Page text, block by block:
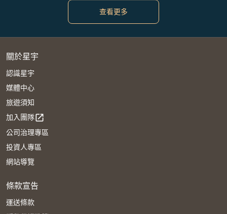
查看更多
關於星宇
認識星宇
媒體中心
旅遊須知
加入團隊open_in_new
公司治理專區
投資人專區
網站導覽
條款宣告
運送條款